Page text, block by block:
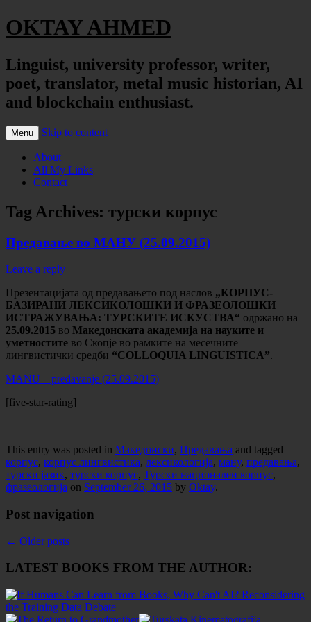
OKTAY AHMED
Linguist, university professor, writer,
poet, translator, metal music historian, AI
and blockchain enthusiast.
Menu Skip to content
About
All My Links
Contact
Tag Archives: турски корпус
Предавање во МАНУ (25.09.2015)
Leave a reply
Презентацијата од предавањето под наслов „КОРПУС-
БАЗИРАНИ ЛЕКСИКОЛОШКИ И ФРАЗЕОЛОШКИ
ИСТРАЖУВАЊА: ТУРСКИТЕ ИСКУСТВА“ одржано на
25.09.2015 во Македонската академија на науките и
уметностите во Скопје во рамките на месечните
лингвистички средби “COLLOQUIA LINGUISTICA”.
MANU – predavanje (25.09.2015)
[five-star-rating]
This entry was posted in Македонски, Предавања and tagged
корпус, корпус лингвистика, лексикологија, ману, предавања,
турски јазик, турски корпус, Турски национален корпус,
фразеологија on September 26, 2015 by Oktay.
Post navigation
← Older posts
LATEST BOOKS FROM THE AUTHOR: